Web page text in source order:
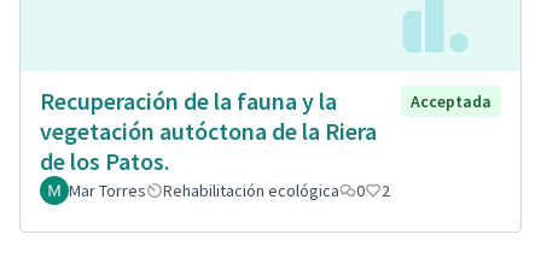
Recuperación de la fauna y la
vegetación autóctona de la Riera
de los Patos.
Acceptada
Mar Torres Rehabilitación ecológica 0 2